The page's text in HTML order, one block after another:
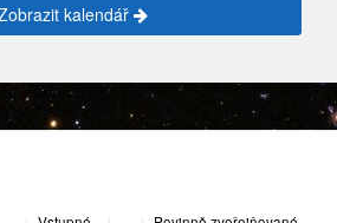
kalendář